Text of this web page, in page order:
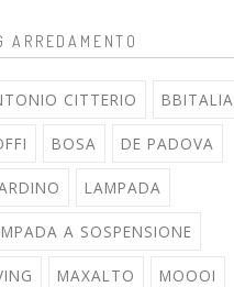
ARREDAMENTO
CITTERIO BBITALIA
BOSA DE PADOVA
LAMPADA
A SOSPENSIONE
MAXALTO MOOOI